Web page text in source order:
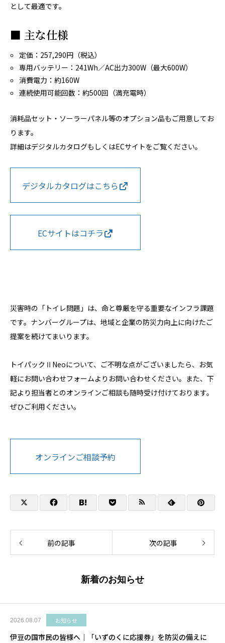
として最適です。
■ 主な仕様
定価：257,290円（税込）
専用バッテリー：241Wh／AC出力300W（最大600W）
消費電力：約160W
連続使用可能回数：約500回（満充電時）
消耗品セット・ソーラーパネル等のオプション品もご用意してお
ります。
詳細はデジタルカタログもしくはECサイトをご覧ください。
デジタルカタログはこちら
ECサイトはコチラ
災害時の「トイレ問題」は、命と尊厳を守る重要なインフラ課題
です。ナンバーグループは、地域と企業の防災力向上に向けたご
提案を続けてまいります。
トイパックⅡNeoについて、ご不明な点がございましたら、お気
軽にお問い合わせフォームよりお問い合わせください。また、下
記より担当者とのオンラインご相談も随時受け付けております。
ぜひご利用ください。
オンラインご相談予約
前の記事 次の記事
新着のお知らせ
2026.08.07 お知らせ
伊豆の国市民の皆様へ｜「いずのくに応援券」を防災の備えに